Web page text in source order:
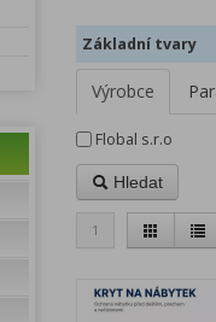
Základní tvary
Výrobce
Flobal s.r.o
Hledat
1